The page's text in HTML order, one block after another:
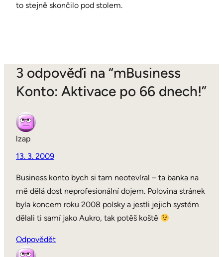
to stejně skončilo pod stolem.
3 odpověďi na “mBusiness
Konto: Aktivace po 66 dnech!”
lzap
13. 3. 2009
Business konto bych si tam neotevíral – ta banka na
mě dělá dost neprofesionální dojem. Polovina stránek
byla koncem roku 2008 polsky a jestli jejich systém
dělali ti samí jako Aukro, tak potěš koště
Odpovědět